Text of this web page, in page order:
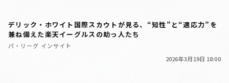
デリック・ホワイト国際スカウトが見る、“知性”と“適応力”を
兼ね備えた楽天イーグルスの助っ人たち
パ・リーグ インサイト
2026年3月19日 18:00